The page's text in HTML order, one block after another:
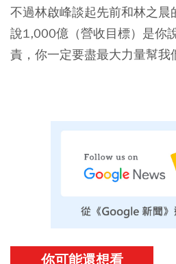
不過林啟峰談起先前和林之
說1,000億（營收目標）是你
責，你一定要盡最大力量幫我